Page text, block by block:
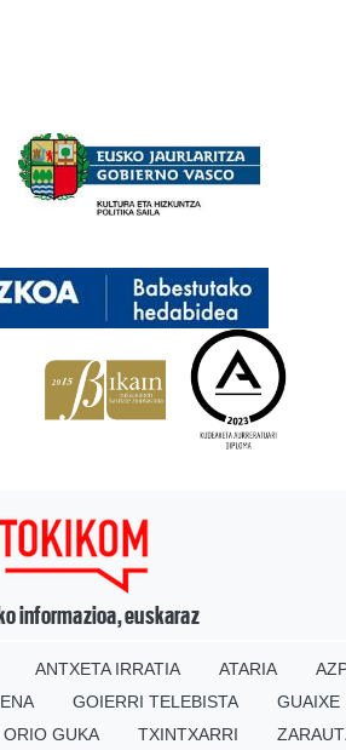
informazioa, euskaraz
ANTXETA IRRATIA ATARIA
GOIERRI TELEBISTA
GUAIXE
ORIO GUKA TXINTXARRI